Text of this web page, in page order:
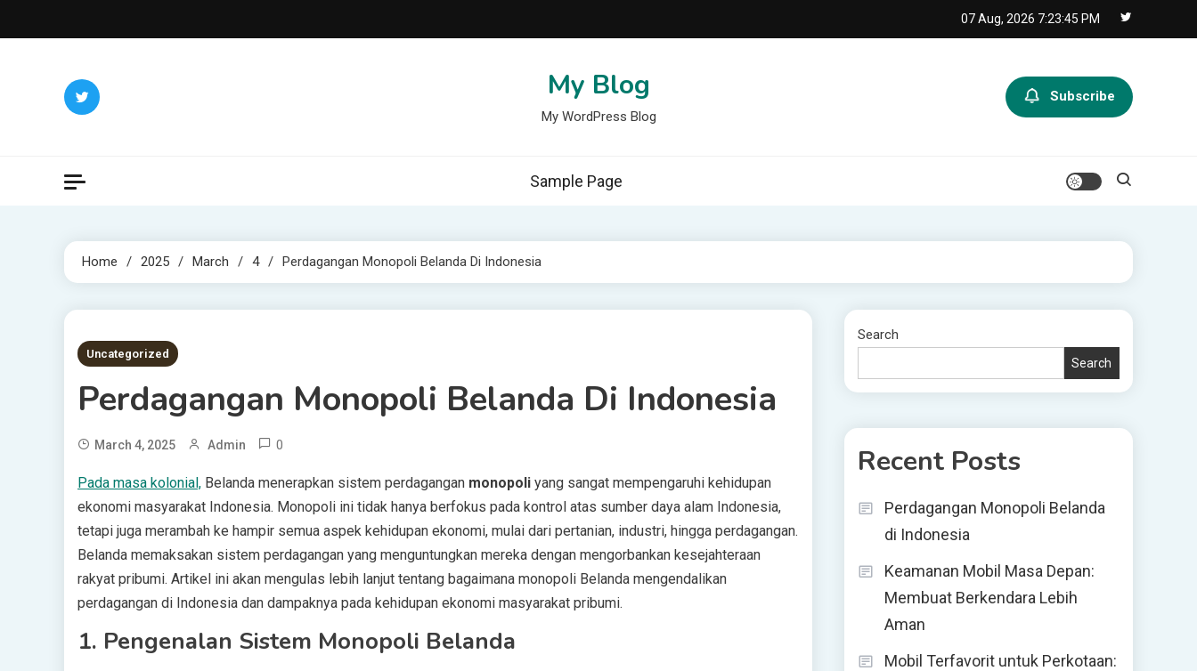
to
07 Aug, 2026 7:23:46 PM
My Blog
My WordPress Blog
Subscribe
Sample Page
Home 2025 March 4 Perdagangan Monopoli Belanda Di Indonesia
5 MINS READ
Uncategorized
Perdagangan Monopoli Belanda Di Indonesia
March 4, 2025 Admin 0
Pada masa kolonial, Belanda menerapkan sistem perdagangan monopoli yang sangat mempengaruhi kehidupan
ekonomi masyarakat Indonesia. Monopoli ini tidak hanya berfokus pada kontrol atas sumber daya alam Indonesia,
tetapi juga merambah ke hampir semua aspek kehidupan ekonomi, mulai dari pertanian, industri, hingga perdagangan.
Belanda memaksakan sistem perdagangan yang menguntungkan mereka dengan mengorbankan kesejahteraan
rakyat pribumi. Artikel ini akan mengulas lebih lanjut tentang bagaimana monopoli Belanda mengendalikan
perdagangan di Indonesia dan dampaknya pada kehidupan ekonomi masyarakat pribumi.
1. Pengenalan Sistem Monopoli Belanda
Search
Search
Recent Posts
Perdagangan Monopoli Belanda
di Indonesia
Keamanan Mobil Masa Depan:
Membuat Berkendara Lebih
Aman
Mobil Terfavorit untuk Perkotaan: